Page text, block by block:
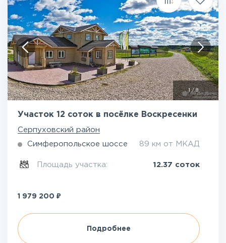
1/8
Участок 12 соток в посёлке Воскресенки
Серпуховский район
Симферопольское шоссе 89 км от МКАД
Площадь участка: 12.37 соток
1 979 200 ₽
Подробнее